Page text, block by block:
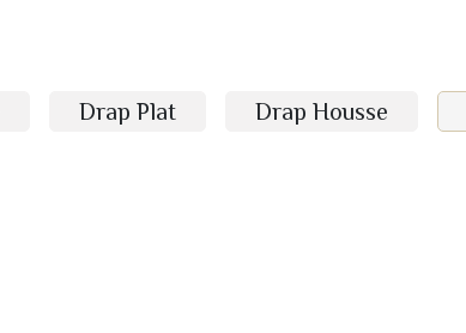
Drap Plat Drap Housse